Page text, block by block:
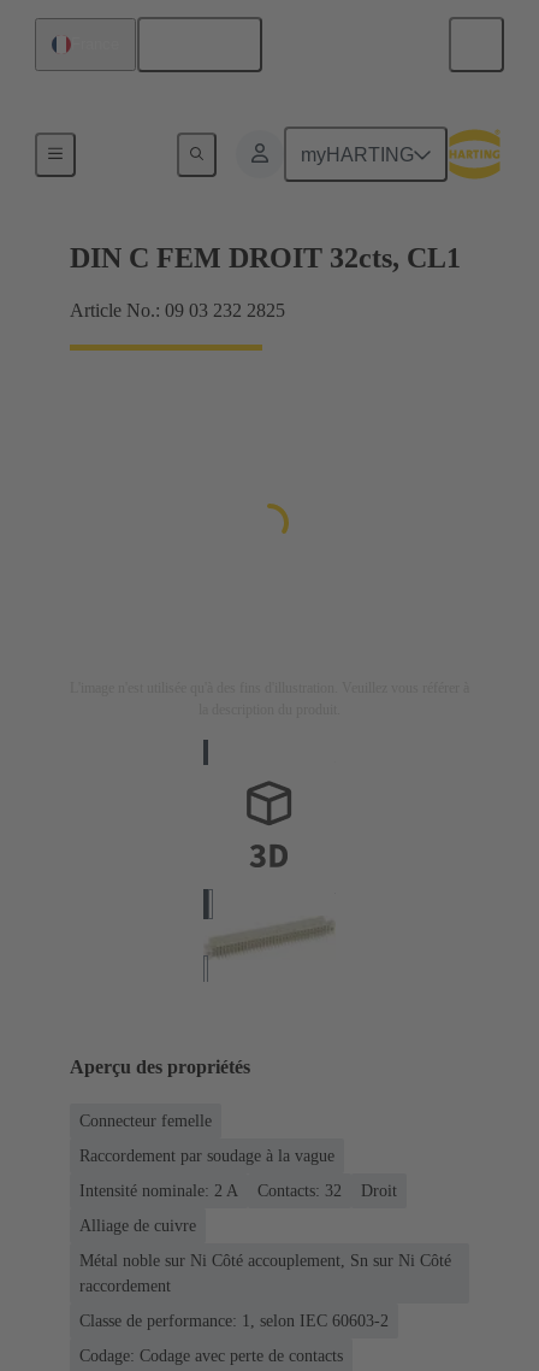
myHARTING
Raccordement carte mère à carte fille
DIN C FEM DROIT 32cts, CL1
Article No.: 09 03 232 2825
Aperçu des propriétés
Connecteur femelle
Raccordement par soudage à la vague
Intensité nominale: ‌2 A
Contacts: 32
Droit
Alliage de cuivre
Métal noble sur Ni Côté accouplement, Sn sur Ni Côté
raccordement
Classe de performance: 1, selon IEC 60603-2
Codage: Codage avec perte de contacts